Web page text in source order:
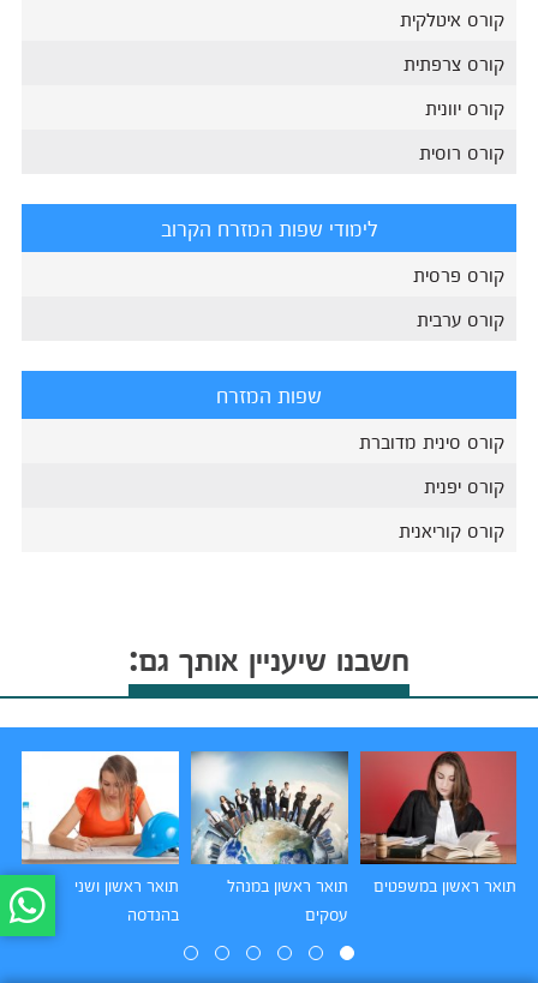
קורס איטלקית
קורס צרפתית
קורס יוונית
קורס רוסית
לימודי שפות המזרח הקרוב
קורס פרסית
קורס ערבית
שפות המזרח
קורס סינית מדוברת
קורס יפנית
קורס קוריאנית
חשבנו שיעניין אותך גם:
תואר ראשון במשפטים
תואר ראשון במנהל
עסקים
תואר ראשון ושני
בהנדסה